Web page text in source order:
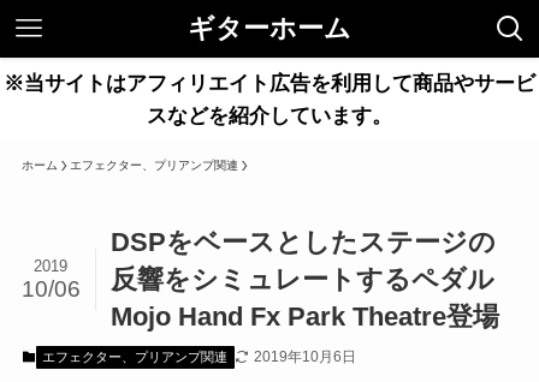
ギターホーム
※当サイトはアフィリエイト広告を利用して商品やサービ
スなどを紹介しています。
ホーム エフェクター、プリアンプ関連
DSPをベースとしたステージの
反響をシミュレートするペダル
Mojo Hand Fx Park Theatre登場
2019
10/06
エフェクター、プリアンプ関連 2019年10月6日